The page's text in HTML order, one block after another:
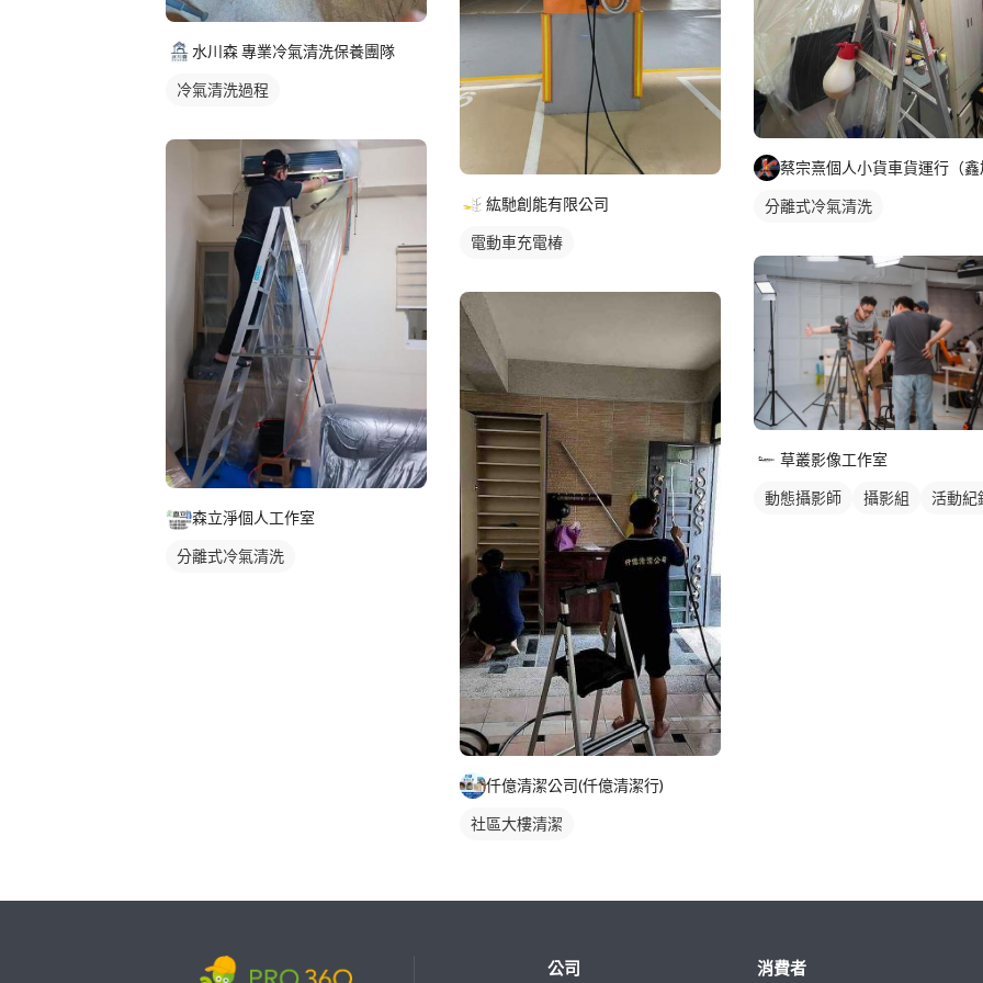
水川森 專業冷氣清洗保養團隊
冷氣清洗過程
森立淨個人工作室
分離式冷氣清洗
紘馳創能有限公司
電動車充電椿
仟億清潔公司(仟億清潔行)
社區大樓清潔
蔡宗熹個人小貨車貨運行（
分離式冷氣清洗
草叢影像工作室
動態攝影師 攝影組 活動紀
公司 消費者